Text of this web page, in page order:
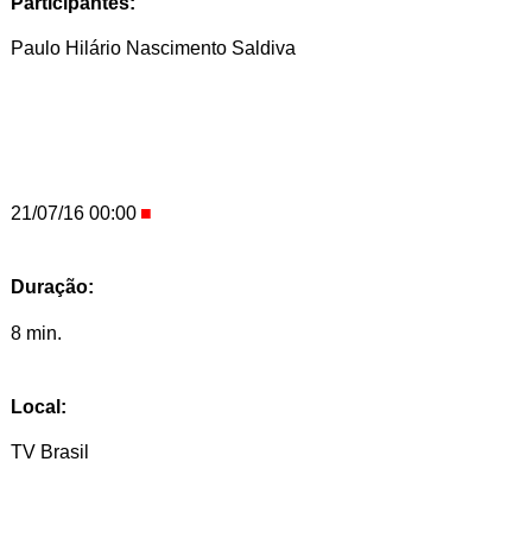
Paulo Hilário Nascimento Saldiva
21/07/16 00:00
Duração:
8 min.
Local:
TV Brasil